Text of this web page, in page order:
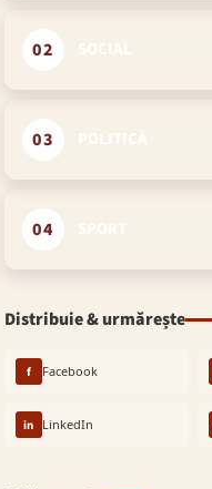
02
03
04
Distribuie & urmărește
f Facebook
in LinkedIn